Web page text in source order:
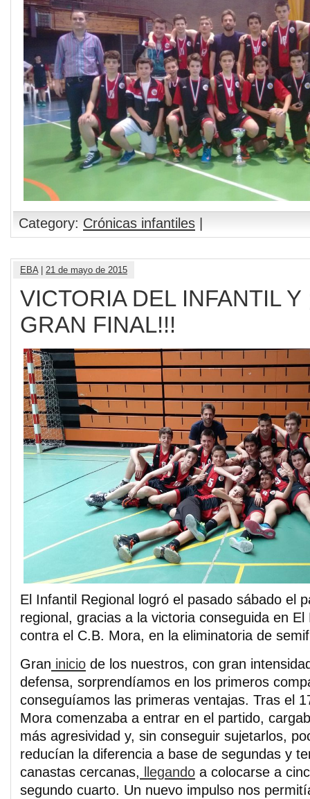
Category: Crónicas infantiles
EBA| 21 de mayo de 2015
VICTORIA DEL INFANTIL Y
GRAN FINAL!!!
El Infantil Regional logró el pasado sábado el
regional, gracias a la victoria conseguida en El
contra el C.B. Mora, en la eliminatoria de
Gran inicio de los nuestros, con gran
defensa, sorprendíamos en los primeros
conseguíamos las primeras ventajas. Tras el
Mora comenzaba a entrar en el partido,
más agresividad y, sin conseguir sujetarlos,
reducían la diferencia a base de segundas y
canastas cercanas, llegando a colocarse a
segundo cuarto. Un nuevo impulso nos